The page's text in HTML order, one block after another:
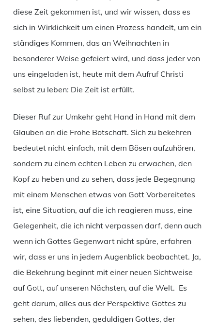
diese Zeit gekommen ist, und wir wissen, dass es
sich in Wirklichkeit um einen Prozess handelt, um ein
ständiges Kommen, das an Weihnachten in
besonderer Weise gefeiert wird, und dass jeder von
uns eingeladen ist, heute mit dem Aufruf Christi
selbst zu leben: Die Zeit ist erfüllt.
Dieser Ruf zur Umkehr geht Hand in Hand mit dem
Glauben an die Frohe Botschaft. Sich zu bekehren
bedeutet nicht einfach, mit dem Bösen aufzuhören,
sondern zu einem echten Leben zu erwachen, den
Kopf zu heben und zu sehen, dass jede Begegnung
mit einem Menschen etwas von Gott Vorbereitetes
ist, eine Situation, auf die ich reagieren muss, eine
Gelegenheit, die ich nicht verpassen darf, denn auch
wenn ich Gottes Gegenwart nicht spüre, erfahren
wir, dass er uns in jedem Augenblick beobachtet. Ja,
die Bekehrung beginnt mit einer neuen Sichtweise
auf Gott, auf unseren Nächsten, auf die Welt. Es
geht darum, alles aus der Perspektive Gottes zu
sehen, des liebenden, geduldigen Gottes, der